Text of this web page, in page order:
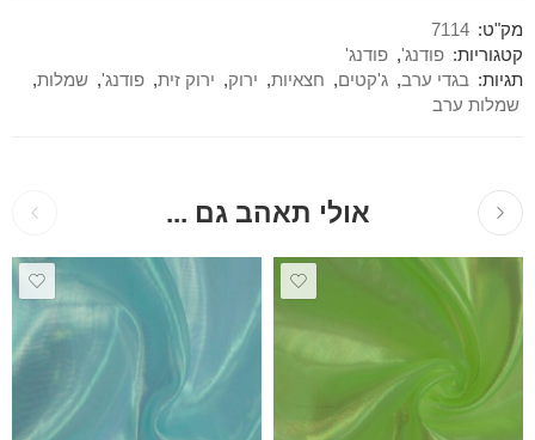
מק"ט: 7114
קטגוריות: פודנג', פודנג'
תגיות: בגדי ערב, ג'קטים, חצאיות, ירוק, ירוק זית, פודנג', שמלות,
שמלות ערב
אולי תאהב גם ...